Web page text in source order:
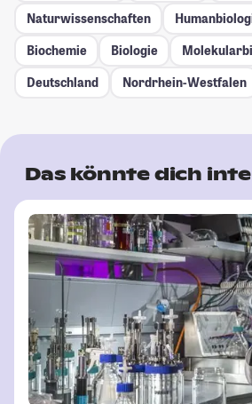
Naturwissenschaften
Biochemie
Biologie
Deutschland
Nordrhein-Westfalen
Das könnte dich